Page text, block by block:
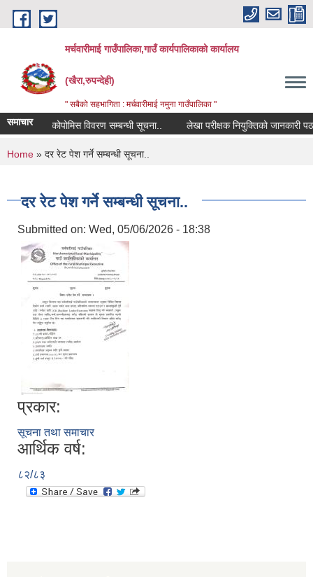
Skip to main content
मर्चवारीमाई गाउँपालिका,गाउँ कार्यपालिकाको कार्यालय
(खैरा,रुपन्देही)
" सबैको सहभागिता : मर्चवारीमाई नमुना गाउँपालिका "
समाचार कोपोमिस विवरण सम्बन्धी सूचना.. लेखा परीक्षक नियुक्तिको जानकारी
You are here
Home » दर रेट पेश गर्ने सम्बन्धी सूचना..
दर रेट पेश गर्ने सम्बन्धी सूचना..
Submitted on: Wed, 05/06/2026 - 18:38
प्रकार:
सूचना तथा समाचार
आर्थिक वर्ष:
८२/८३